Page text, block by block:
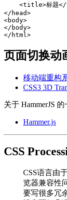
<title>标题
</head>
<body>
</body>
</html>
页面切换动
移动端重构
CSS3 3D
关于 HammerJS
Hammer.js
CSS
CSS语言由
览器兼容性
要写很多冗